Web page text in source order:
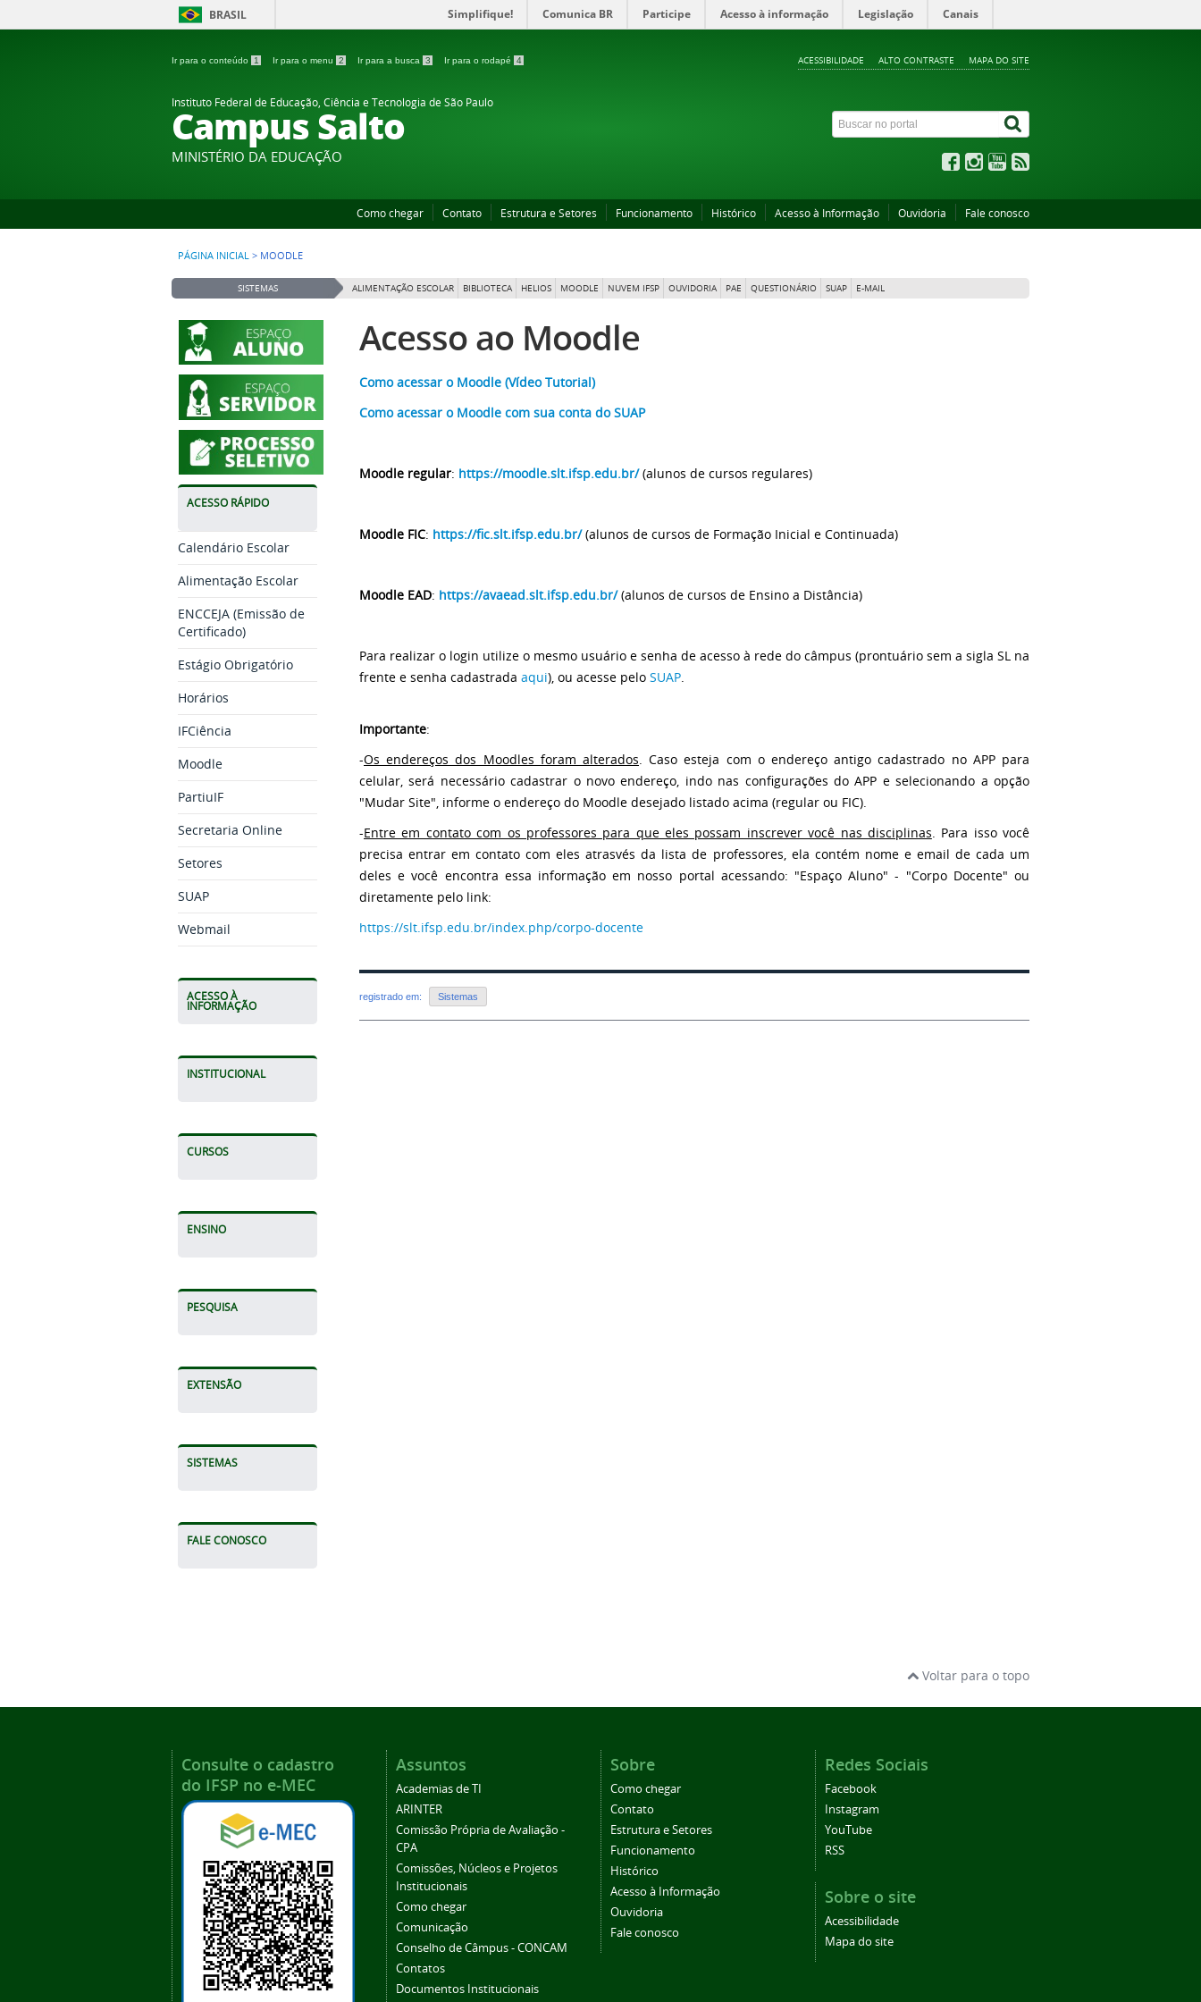
BRASIL Simplifique! Comunica BR Participe Acesso à informação Legislação Canais
Ir para o conteúdo 1 Ir para o menu 2 Ir para a busca 3 Ir para o rodapé 4 ACESSIBILIDADE ALTO CONTRASTE MAPA DO SITE
Instituto Federal de Educação, Ciência e Tecnologia de São Paulo
Campus Salto
MINISTÉRIO DA EDUCAÇÃO
Como chegar Contato Estrutura e Setores Funcionamento Histórico Acesso à Informação Ouvidoria Fale conosco
PÁGINA INICIAL > MOODLE
SISTEMAS ALIMENTAÇÃO ESCOLAR BIBLIOTECA HELIOS MOODLE NUVEM IFSP OUVIDORIA PAE QUESTIONÁRIO SUAP E-MAIL
ACESSO RÁPIDO
Calendário Escolar
Alimentação Escolar
ENCCEJA (Emissão de
Certificado)
Estágio Obrigatório
Horários
IFCiência
Moodle
PartiuIF
Secretaria Online
Setores
SUAP
Webmail
ACESSO À
INFORMAÇÃO
INSTITUCIONAL
CURSOS
ENSINO
PESQUISA
EXTENSÃO
SISTEMAS
FALE CONOSCO
Acesso ao Moodle
Como acessar o Moodle (Vídeo Tutorial)
Como acessar o Moodle com sua conta do SUAP
Moodle regular: https://moodle.slt.ifsp.edu.br/(alunos de cursos regulares)
Moodle FIC: https://fic.slt.ifsp.edu.br/(alunos de cursos de Formação Inicial e Continuada)
Moodle EAD: https://avaead.slt.ifsp.edu.br/(alunos de cursos de Ensino a Distância)
Para realizar o login utilize o mesmo usuário e senha de acesso à rede do câmpus (prontuário sem a sigla SL na
frente e senha cadastrada aqui), ou acesse pelo SUAP.
Importante:
-Os endereços dos Moodles foram alterados. Caso esteja com o endereço antigo cadastrado no APP para
celular, será necessário cadastrar o novo endereço, indo nas configurações do APP e selecionando a opção
"Mudar Site", informe o endereço do Moodle desejado listado acima (regular ou FIC).
-Entre em contato com os professores para que eles possam inscrever você nas disciplinas. Para isso você
precisa entrar em contato com eles atrasvés da lista de professores, ela contém nome e email de cada um
deles e você encontra essa informação em nosso portal acessando: "Espaço Aluno" - "Corpo Docente" ou
diretamente pelo link:
https://slt.ifsp.edu.br/index.php/corpo-docente
registrado em: Sistemas
Voltar para o topo
Consulte o cadastro
do IFSP no e-MEC
Assuntos
Academias de TI
ARINTER
Comissão Própria de Avaliação -
CPA
Comissões, Núcleos e Projetos
Institucionais
Como chegar
Comunicação
Conselho de Câmpus - CONCAM
Contatos
Documentos Institucionais
Sobre
Como chegar
Contato
Estrutura e Setores
Funcionamento
Histórico
Acesso à Informação
Ouvidoria
Fale conosco
Redes Sociais
Facebook
Instagram
YouTube
RSS
Sobre o site
Acessibilidade
Mapa do site